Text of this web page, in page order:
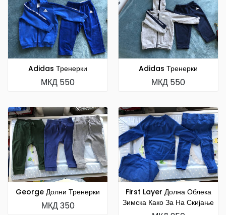
Adidas Тренерки
МКД 550
Adidas Тренерки
МКД 550
George Долни Тренерки
МКД 350
First Layer Долна Облека
Зимска Како За На Скијање